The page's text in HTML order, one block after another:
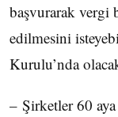
başvurarak vergi
edilmesini
Kurulu’nda
– Şirketler 60